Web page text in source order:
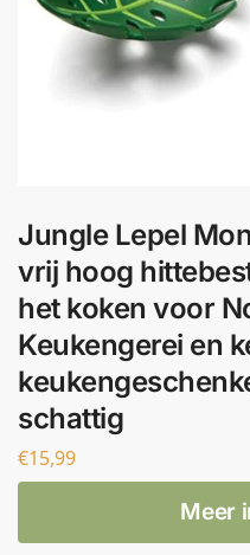
Jungle Lepel
vrij hoog
het koken voor
Keukengerei en
schattig
€15,99
Meer